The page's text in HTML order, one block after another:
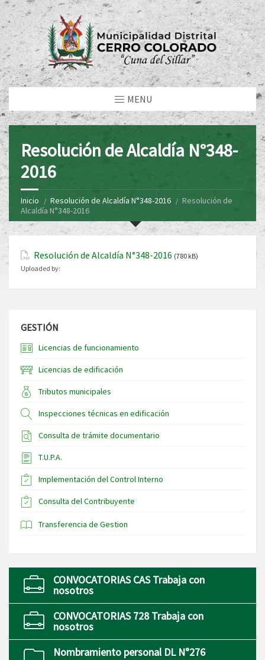
MENU
Resolución de Alcaldía N°348-
2016
Inicio Resolución de Alcaldía N°348-2016
Resolución de
Alcaldía N°348-2016
Resolución de Alcaldía N°348-2016 (780 kB)
Uploaded by:
GESTIÓN
Licencias de funcionamiento
Licencias de edificación
Tributos municipales
Inspecciones técnicas en edificación
Consulta de trámite documentario
T.U.P.A.
Implementación del Control Interno
Consulta del Contribuyente
Transferencia de Gestion
CONVOCATORIAS CAS Trabaja con
nosotros
CONVOCATORIAS 728 Trabaja con
nosotros
Nombramiento personal DL N°276